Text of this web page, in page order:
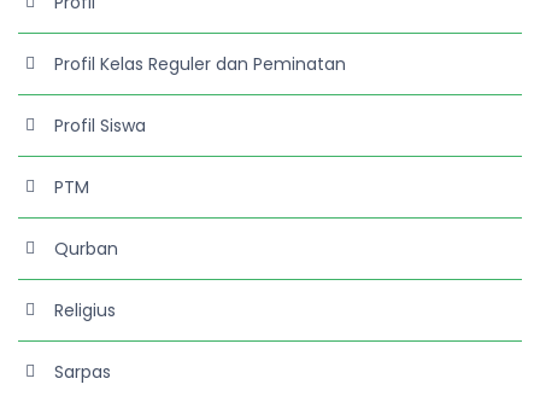
Profil Kelas Reguler dan Peminatan
Profil Siswa
PTM
Qurban
Religius
Sarpas